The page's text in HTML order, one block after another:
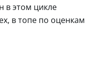
в этом цикле
в топе по оценкам